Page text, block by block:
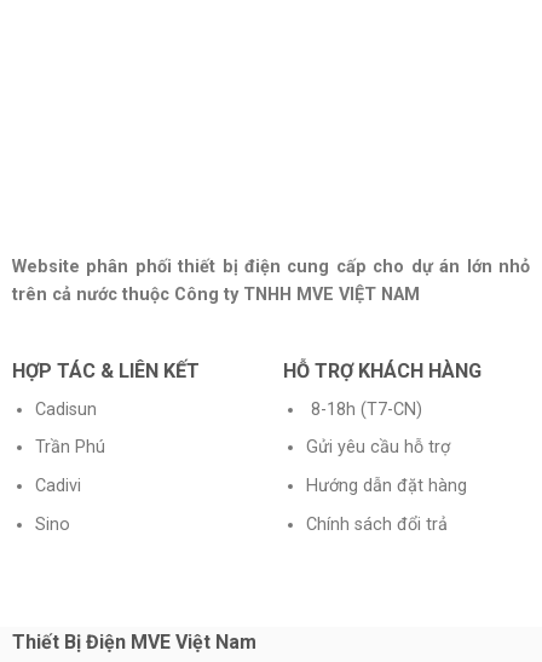
Website phân phối thiết bị điện cung cấp cho dự án lớn nhỏ
trên cả nước thuộc Công ty TNHH MVE VIỆT NAM
HỖ TRỢ KHÁCH HÀNG
8-18h (T7-CN)
Gửi yêu cầu hỗ trợ
Hướng dẫn đặt hàng
Chính sách đổi trả
HỢP TÁC & LIÊN KẾT
Cadisun
Trần Phú
Cadivi
Sino
Thiết Bị Điện MVE Việt Nam